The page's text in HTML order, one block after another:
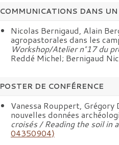
COMMUNICATIONS DANS UN
Nicolas Bernigaud, Alain
agropastorales dans les
Workshop/Atelier n°17 du
Reddé Michel; Bernigaud
POSTER DE CONFÉRENCE
Vanessa Rouppert, Grégory
nouvelles données
croisés / Reading the soil in
04350904⟩